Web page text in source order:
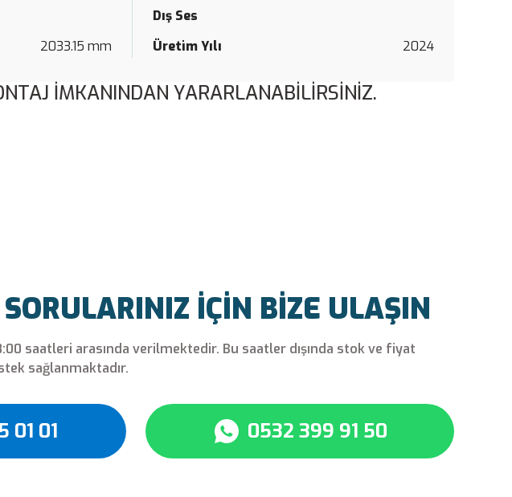
Dış Ses
2033.15 mm Üretim Yılı 2024
İMKANINDAN YARARLANABİLİRSİNİZ.
İÇİN BİZE ULAŞIN
saatleri arasında verilmektedir. Bu saatler dışında stok ve fiyat
sağlanmaktadır.
01 01 0532 399 91 50